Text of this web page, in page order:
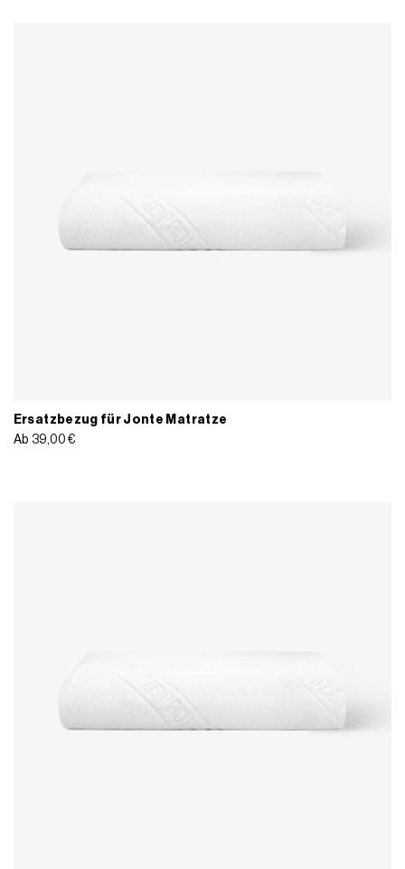
Ersatzbezug für Jonte Matratze
Ab 39,00 €